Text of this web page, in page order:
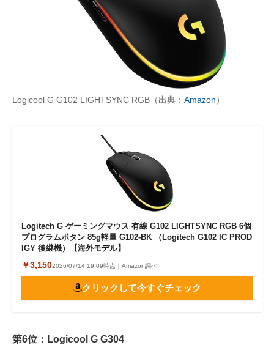
Logicool G G102 LIGHTSYNC RGB（出典： Amazon）
Logitech G ゲーミングマウス 有線 G102 LIGHTSYNC RGB 6個
プログラムボタン 85g軽量 G102-BK （Logitech G102 IC PROD
IGY 後継機）【海外モデル】
￥3,1502026/07/14 19:09時点｜Amazon調べ
クリックして今すぐチェック
第6位：Logicool G G304